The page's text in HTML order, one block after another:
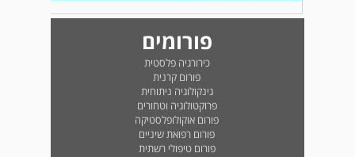
פורומים
כירורגיה פלסטית
פורום קרנית
גינקולוגיה ניתוחית
פרוקטולוגיה וטחורים
פורום אוקולופלסטיקה
פורום רפואת שיניים
פורום טיפולי רשתית